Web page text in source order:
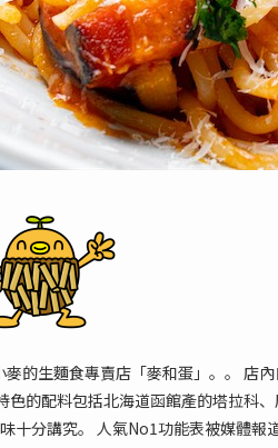
的生麵食專賣店「麥和蛋」。。 店
色的配料包括北海道函館產的塔拉科
十分講究。 人氣No1功能表被媒體